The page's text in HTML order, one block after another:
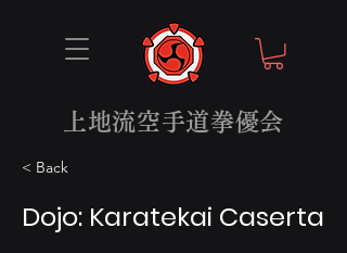
上地流空手道拳優会
< Back
Dojo: Karatekai Caserta